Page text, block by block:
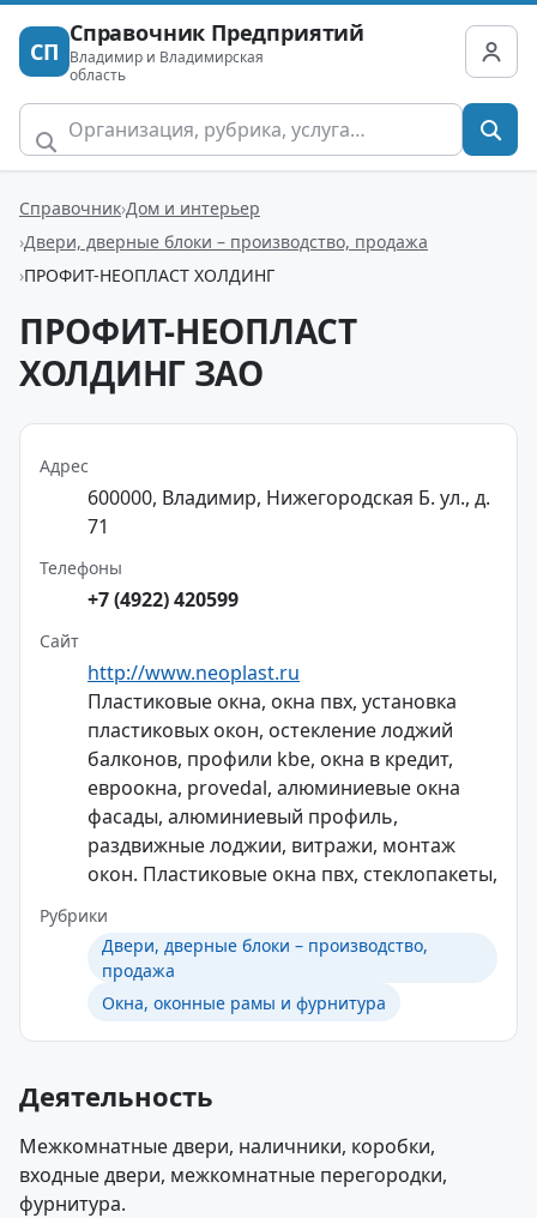
СП
Справочник Предприятий
Владимир и Владимирская
область
Справочник Дом и интерьер
Двери, дверные блоки – производство, продажа
ПРОФИТ-НЕОПЛАСТ ХОЛДИНГ
ПРОФИТ-НЕОПЛАСТ
ХОЛДИНГ ЗАО
Адрес
600000, Владимир, Нижегородская Б. ул., д.
71
Телефоны
+7 (4922) 420599
Сайт
http://www.neoplast.ru
Пластиковые окна, окна пвх, установка
пластиковых окон, остекление лоджий
балконов, профили kbe, окна в кредит,
евроокна, provedal, алюминиевые окна
фасады, алюминиевый профиль,
раздвижные лоджии, витражи, монтаж
окон. Пластиковые окна пвх, стеклопакеты,
Рубрики
Двери, дверные блоки – производство,
продажа
Окна, оконные рамы и фурнитура
Деятельность
Межкомнатные двери, наличники, коробки,
входные двери, межкомнатные перегородки,
фурнитура.